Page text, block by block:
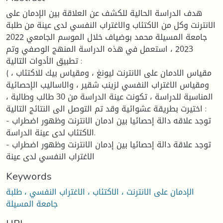
هدف الدراسة الحالية للكشف عن العلاقة بين الإدمان على
الانترنت وكل من الاكتئاب والاغتراب النفسي لدى عينة من طلبة
جامعة المسيلة محمد بوضياف خلال الموسم الجامعي 2022
2023 ، استعمل في هذه الدراسة المنهج الوصفي وتم
تطبيق الأدوات التالية :
( مقياس الادمان على الانترنت ليونغ ، ومقياس بيك للاكتئاب ،
ومقياس الاغتراب النفسي لزينب شقير ، والاساليب الإحصائية
المناسبة للدراسة ، تكونت عينة الدراسة من 30 طالب وطالبة ،
اختيرت بطريقة عشوائية وقد تم التوصل الى النتائج التالية :
- توجد علاقه دالة إحصائيا بين ادمان الانترنت وظهور اضطراب
الاكتئاب لدى عينة الدراسة.
- توجد علاقة دالة إحصائيا بين إدمان الانترنت وظهور اضطراب
الاغتراب النفسي لدى عينة
Keywords
الإدمان على الانترنت ، الاكتئاب ، الاغتراب النفسي ، طلبة
جامعة المسيلة